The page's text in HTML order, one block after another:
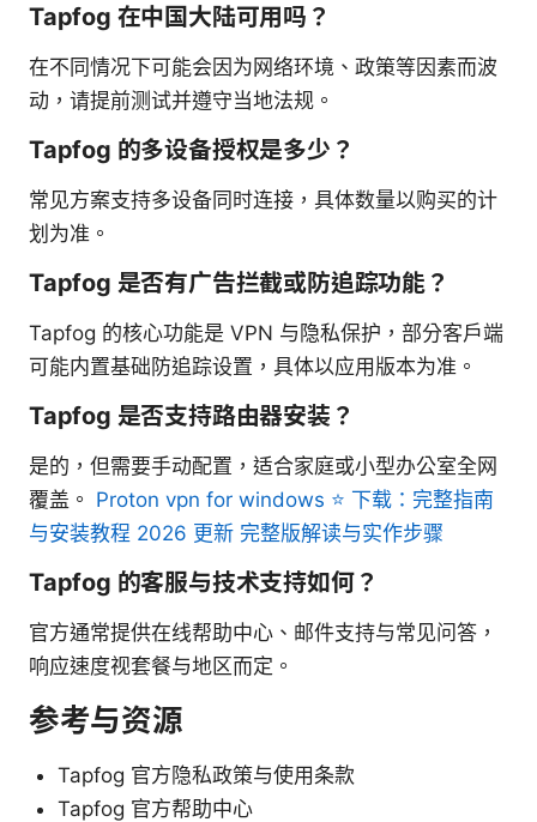
Tapfog 在中国大陆可用吗？
在不同情况下可能会因为网络环境、政策等因素而波
动，请提前测试并遵守当地法规。
Tapfog 的多设备授权是多少？
常见方案支持多设备同时连接，具体数量以购买的计
划为准。
Tapfog 是否有广告拦截或防追踪功能？
Tapfog 的核心功能是 VPN 与隐私保护，部分客户端
可能内置基础防追踪设置，具体以应用版本为准。
Tapfog 是否支持路由器安装？
是的，但需要手动配置，适合家庭或小型办公室全网
覆盖。 Proton vpn for windows ⭐ 下载：完整指南
与安装教程 2026 更新 完整版解读与实作步骤
Tapfog 的客服与技术支持如何？
官方通常提供在线帮助中心、邮件支持与常见问答，
响应速度视套餐与地区而定。
参考与资源
Tapfog 官方隐私政策与使用条款
Tapfog 官方帮助中心